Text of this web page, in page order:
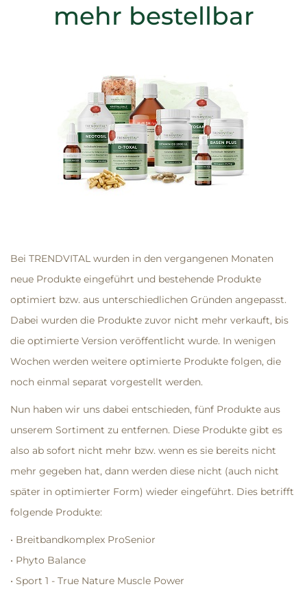
mehr bestellbar
Bei TRENDVITAL wurden in den vergangenen Monaten
neue Produkte eingeführt und bestehende Produkte
optimiert bzw. aus unterschiedlichen Gründen angepasst.
Dabei wurden die Produkte zuvor nicht mehr verkauft, bis
die optimierte Version veröffentlicht wurde. In wenigen
Wochen werden weitere optimierte Produkte folgen, die
noch einmal separat vorgestellt werden.
Nun haben wir uns dabei entschieden, fünf Produkte aus
unserem Sortiment zu entfernen. Diese Produkte gibt es
also ab sofort nicht mehr bzw. wenn es sie bereits nicht
mehr gegeben hat, dann werden diese nicht (auch nicht
später in optimierter Form) wieder eingeführt. Dies betrifft
folgende Produkte:
• Breitbandkomplex ProSenior
• Phyto Balance
• Sport 1 - True Nature Muscle Power